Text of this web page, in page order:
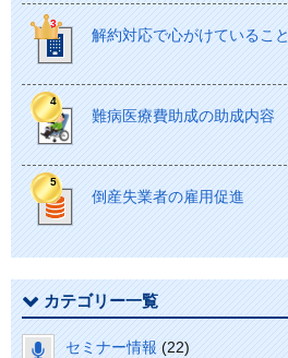
解約対応で心がけていること
難病医療費助成の助成内容
倒産失業者の雇用促進
カテゴリー一覧
セミナー情報 (22)